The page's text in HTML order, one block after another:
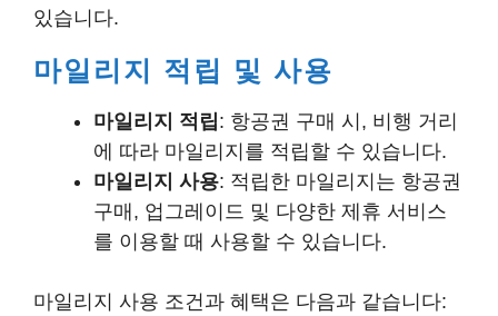
있습니다.
마일리지 적립 및 사용
마일리지 적립: 항공권 구매 시, 비행 거리
에 따라 마일리지를 적립할 수 있습니다.
마일리지 사용: 적립한 마일리지는 항공권
구매, 업그레이드 및 다양한 제휴 서비스
를 이용할 때 사용할 수 있습니다.
마일리지 사용 조건과 혜택은 다음과 같습니다: